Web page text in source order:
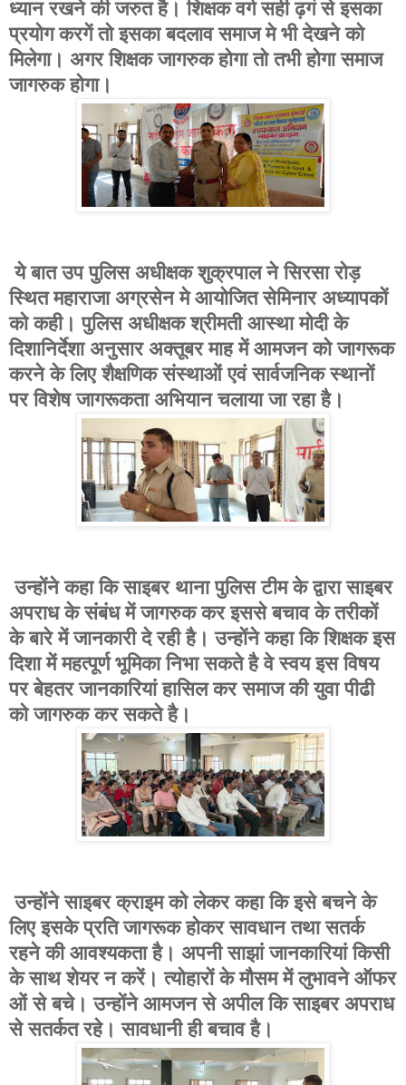
ध्यान रखने की जरुत है। शिक्षक वर्ग सही ढ़गं से इसका
प्रयोग करगें तो इसका बदलाव समाज मे भी देखने को
मिलेगा। अगर शिक्षक जागरुक होगा तो तभी होगा समाज
जागरुक होगा।
ये बात उप पुलिस अधीक्षक शुक्रपाल ने सिरसा रोड़
स्थित महाराजा अग्रसेन मे आयोजित सेमिनार अध्यापकों
को कही। पुलिस अधीक्षक श्रीमती आस्था मोदी के
दिशानिर्देशा अनुसार अक्तूबर माह में आमजन को जागरूक
करने के लिए शैक्षणिक संस्थाओं एवं सार्वजनिक स्थानों
पर विशेष जागरूकता अभियान चलाया जा रहा है।
उन्होंने कहा कि साइबर थाना पुलिस टीम के द्वारा साइबर
अपराध के संबंध में जागरुक कर इससे बचाव के तरीकों
के बारे में जानकारी दे रही है। उन्होंने कहा कि शिक्षक इस
दिशा में महत्पूर्ण भूमिका निभा सकते है वे स्वय इस विषय
पर बेहतर जानकारियां हासिल कर समाज की युवा पीढी
को जागरुक कर सकते है।
उन्होंने साइबर क्राइम को लेकर कहा कि इसे बचने के
लिए इसके प्रति जागरूक होकर सावधान तथा सतर्क
रहने की आवश्यकता है। अपनी साझां जानकारियां किसी
के साथ शेयर न करें। त्योहारों के मौसम में लुभावने ऑफर
ओं से बचे। उन्होंने आमजन से अपील कि साइबर अपराध
से सतर्कत रहे। सावधानी ही बचाव है।